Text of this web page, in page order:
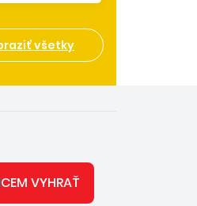
všetky
VYHRAŤ